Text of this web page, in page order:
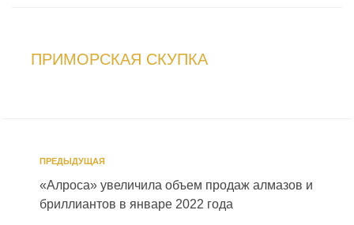
ПРИМОРСКАЯ СКУПКА
ПРЕДЫДУЩАЯ
«Алроса» увеличила объем продаж алмазов и
бриллиантов в январе 2022 года